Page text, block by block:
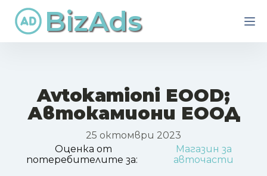
BizAds
Avtokamioni EOOD;
Автокамиони ЕООД
25 октомври 2023
Оценка от
потеребителите за:
Магазин за
авточасти